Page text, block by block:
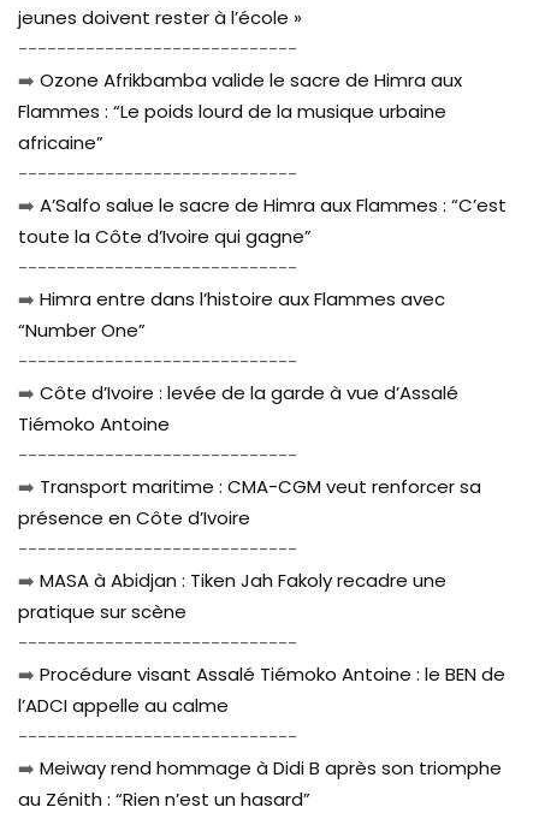
jeunes doivent rester à l’école »
-----------------------------
➡️ Ozone Afrikbamba valide le sacre de Himra aux
Flammes : “Le poids lourd de la musique urbaine
africaine”
-----------------------------
➡️ A’Salfo salue le sacre de Himra aux Flammes : “C’est
toute la Côte d’Ivoire qui gagne”
-----------------------------
➡️ Himra entre dans l’histoire aux Flammes avec
“Number One”
-----------------------------
➡️ Côte d’Ivoire : levée de la garde à vue d’Assalé
Tiémoko Antoine
-----------------------------
➡️ Transport maritime : CMA-CGM veut renforcer sa
présence en Côte d’Ivoire
-----------------------------
➡️ MASA à Abidjan : Tiken Jah Fakoly recadre une
pratique sur scène
-----------------------------
➡️ Procédure visant Assalé Tiémoko Antoine : le BEN de
l’ADCI appelle au calme
-----------------------------
➡️ Meiway rend hommage à Didi B après son triomphe
au Zénith : “Rien n’est un hasard”